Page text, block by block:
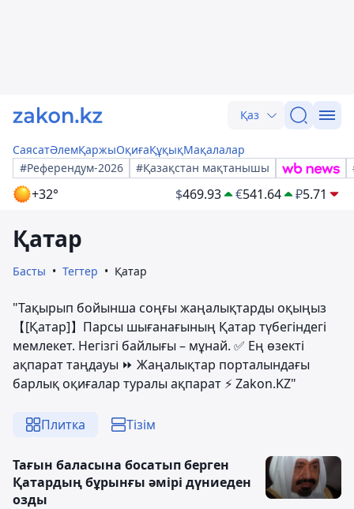
Қаз
СаясатӘлемҚаржыОқиғаҚұқықМақалалар
#Референдум-2026
#Қазақстан мақтанышы
+32° $469.93 €541.64 ₽5.71
Қатар
Басты Тегтер Қатар
"Тақырып бойынша соңғы жаңалықтарды оқыңыз
【[Қатар]】Парсы шығанағының Қатар түбегіндегі
мемлекет. Негізгі байлығы – мұнай. ✅ Ең өзекті
ақпарат таңдауы ⏩ Жаңалықтар порталындағы
барлық оқиғалар туралы ақпарат ⚡ Zakon.KZ"
Плитка Тізім
Тағын баласына босатып берген
Қатардың бұрынғы әмірі дүниеден
озды